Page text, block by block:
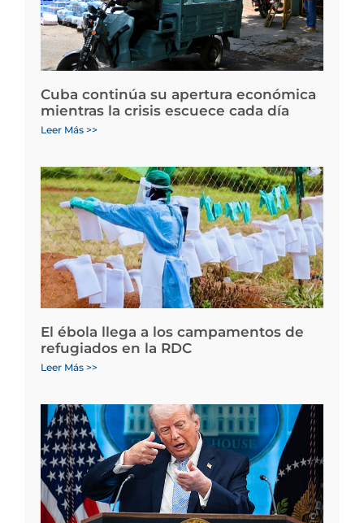
Cuba continúa su apertura económica
mientras la crisis escuece cada día
Leer Más >>
El ébola llega a los campamentos de
refugiados en la RDC
Leer Más >>